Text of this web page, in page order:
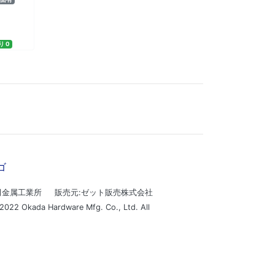
0
金属工業所 販売元:ゼット販売株式会社
Okada Hardware Mfg. Co., Ltd. All